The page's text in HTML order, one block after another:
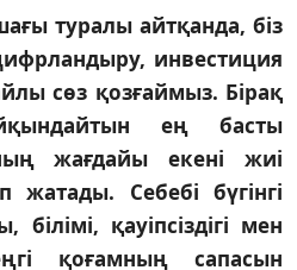
туралы айтқанда, біз
инвестиция
сөз қозғаймыз. Бірақ
ең басты
жағдайы екені жиі
Себебі бүгінгі
қауіпсіздігі мен
қоғамның сапасын